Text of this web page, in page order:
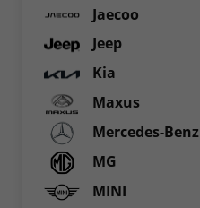
Jaecoo
Jeep
Kia
Maxus
Mercedes-Benz
MG
MINI